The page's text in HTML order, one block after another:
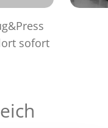
sofort